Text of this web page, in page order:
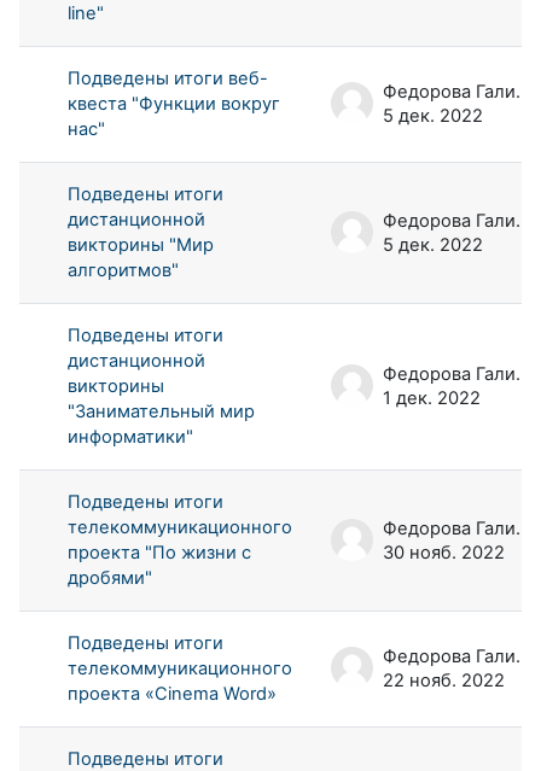
line"
Подведены итоги веб-
квеста "Функции вокруг
нас"
Федорова Галина Аркадьевна
5 дек. 2022
Подведены итоги
дистанционной
викторины "Мир
алгоритмов"
Федорова Галина Аркадьевна
5 дек. 2022
Подведены итоги
дистанционной
викторины
"Занимательный мир
информатики"
Федорова Галина Аркадьевна
1 дек. 2022
Подведены итоги
телекоммуникационного
проекта "По жизни с
дробями"
Федорова Галина Аркадьевна
30 нояб. 2022
Подведены итоги
телекоммуникационного
проекта «Cinema Word»
Федорова Галина Аркадьевна
22 нояб. 2022
Подведены итоги